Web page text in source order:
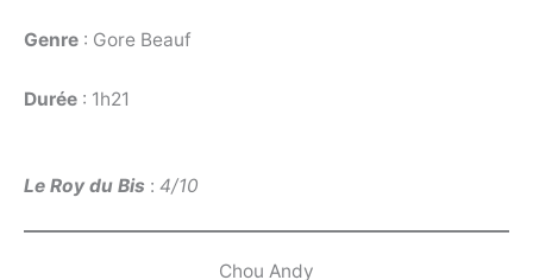
Genre : Gore Beauf
Durée : 1h21
Le Roy du Bis : 4/10
Chou Andy